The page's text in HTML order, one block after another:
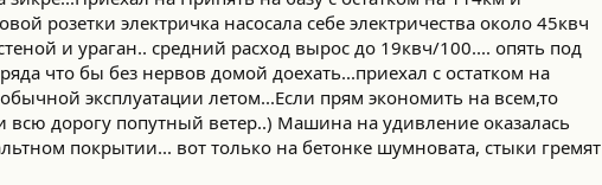
розетки электричка насосала себе электричества около 45квч
и ураган.. средний расход вырос до 19квч/100.... опять под
что бы без нервов домой доехать...приехал с остатком на
эксплуатации летом...Если прям экономить на всем,то
дорогу попутный ветер..) Машина на удивление оказалась
покрытии... вот только на бетонке шумновата, стыки гремят